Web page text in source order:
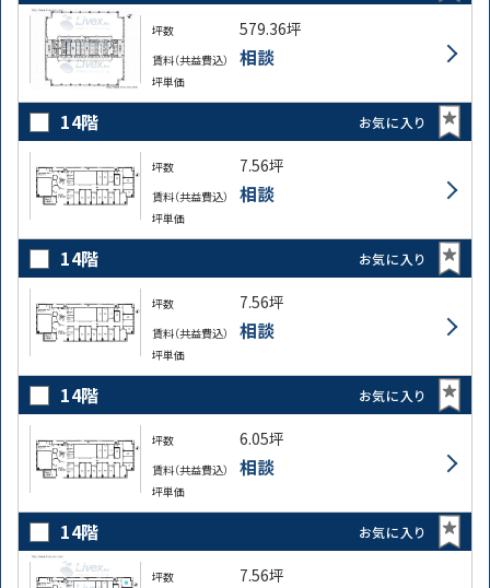
坪数 579.36坪
賃料（共益費込） 相談
坪単価
14階 お気に入り
坪数 7.56坪
賃料（共益費込） 相談
坪単価
14階 お気に入り
坪数 7.56坪
賃料（共益費込） 相談
坪単価
14階 お気に入り
坪数 6.05坪
賃料（共益費込） 相談
坪単価
14階 お気に入り
坪数 7.56坪